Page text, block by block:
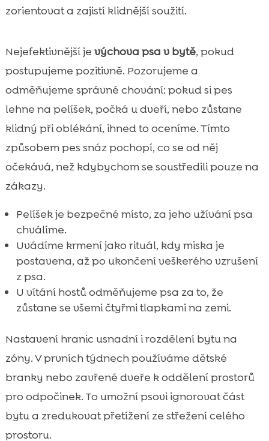
zorientovat a zajistí klidnější soužití.
Nejefektivnější je výchova psa v bytě, pokud
postupujeme pozitivně. Pozorujeme a
odměňujeme správné chování: pokud si pes
lehne na pelíšek, počká u dveří, nebo zůstane
klidný při oblékání, ihned to oceníme. Tímto
způsobem pes snáz pochopí, co se od něj
očekává, než kdybychom se soustředili pouze na
zákazy.
Pelíšek je bezpečné místo, za jeho užívání psa
chválíme.
Uvádíme krmení jako rituál, kdy miska je
postavena, až po ukončení veškerého vzrušení
z psa.
U vítání hostů odměňujeme psa za to, že
zůstane se všemi čtyřmi tlapkami na zemi.
Nastavení hranic usnadní i rozdělení bytu na
zóny. V prvních týdnech používáme dětské
branky nebo zavřené dveře k oddělení prostorů
pro odpočinek. To umožní psovi ignorovat část
bytu a zredukovat přetížení ze střežení celého
prostoru.